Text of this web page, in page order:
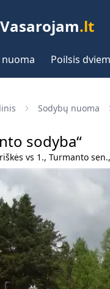
Vasarojam.lt
Poilsis
Sodybų nuoma
sodyba“
vs 1., Turmanto